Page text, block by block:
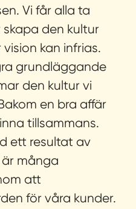
Vi får alla ta
den kultur
kan infrias.
grundläggande
den kultur vi
en bra affär
tillsammans.
ett resultat av
många
att
för våra kunder.